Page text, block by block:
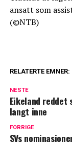
ansatt som
(©NTB)
RELATERTE EMNER:
NESTE
Eikeland
langt inne
FORRIGE
SVs